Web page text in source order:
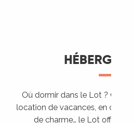
Où dormir dans le Lot ? Chez
location de vacances, en
de charme… le Lot offre